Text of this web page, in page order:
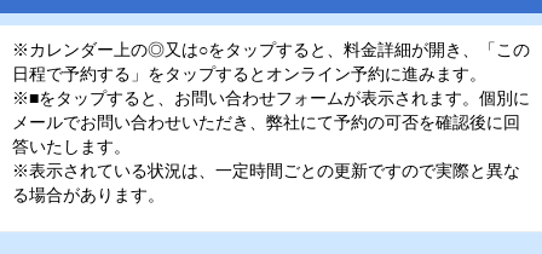
※カレンダー上の◎又は○をタップすると、料金詳細が開き、「この
日程で予約する」をタップするとオンライン予約に進みます。
※■をタップすると、お問い合わせフォームが表示されます。個別に
メールでお問い合わせいただき、弊社にて予約の可否を確認後に回
答いたします。
※表示されている状況は、一定時間ごとの更新ですので実際と異な
る場合があります。